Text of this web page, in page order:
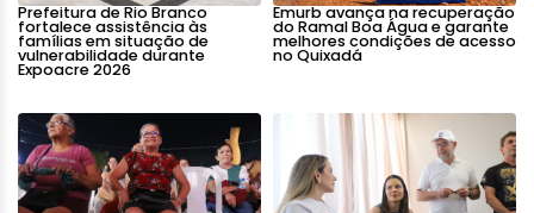
Prefeitura de Rio Branco
fortalece assistência às
famílias em situação de
vulnerabilidade durante
Expoacre 2026
Emurb avança na recuperação
do Ramal Boa Água e garante
melhores condições de acesso
no Quixadá